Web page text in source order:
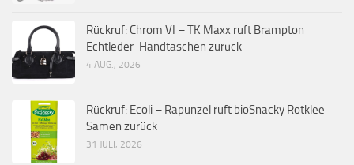
Rückruf: Chrom VI – TK Maxx ruft Brampton
Echtleder-Handtaschen zurück
4 AUG., 2026
Rückruf: Ecoli – Rapunzel ruft bioSnacky Rotklee
Samen zurück
31 JULI, 2026